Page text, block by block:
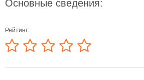
Основные сведения:
Рейтинг: